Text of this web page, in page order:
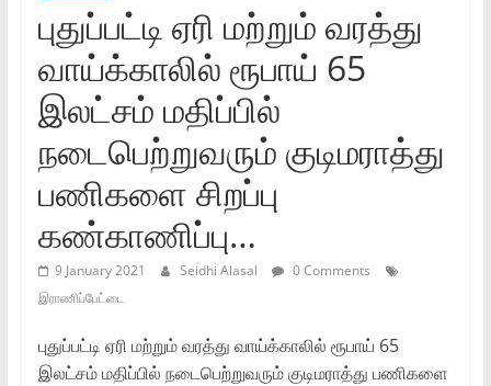
புதுப்பட்டி ஏரி மற்றும் வரத்து
வாய்க்காலில் ரூபாய் 65
இலட்சம் மதிப்பில்
நடைபெற்றுவரும் குடிமராத்து
பணிகளை சிறப்பு
கண்காணிப்பு…
9 January 2021 Seidhi Alasal
0 Comments
இராணிப்பேட்டை
புதுப்பட்டி ஏரி மற்றும் வரத்து வாய்க்காலில் ரூபாய் 65
இலட்சம் மதிப்பில் நடைபெற்றுவரும் குடிமராத்து பணிகளை